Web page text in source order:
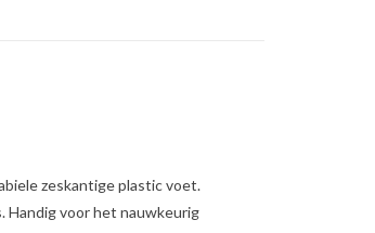
zeskantige plastic voet.
Handig voor het nauwkeurig